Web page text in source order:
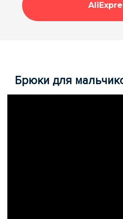
Брюки для